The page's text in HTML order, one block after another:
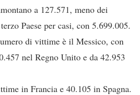
a 127.571, meno dei
Paese per casi, con 5.699.005.
di vittime è il Messico, con
nel Regno Unito e da 42.953
in Francia e 40.105 in Spagna.